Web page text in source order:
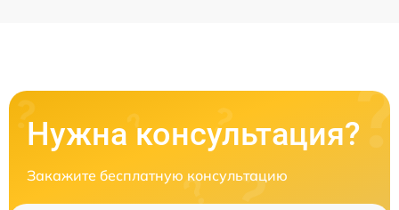
Нужна консультация?
Закажите бесплатную консультацию